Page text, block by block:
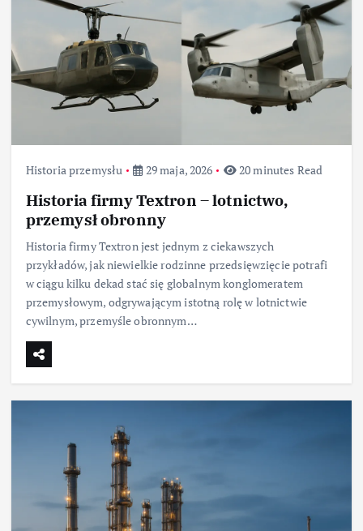
Historia przemysłu 29 maja, 2026 20 minutes Read
Historia firmy Textron – lotnictwo,
przemysł obronny
Historia firmy Textron jest jednym z ciekawszych
przykładów, jak niewielkie rodzinne przedsięwzięcie potrafi
w ciągu kilku dekad stać się globalnym konglomeratem
przemysłowym, odgrywającym istotną rolę w lotnictwie
cywilnym, przemyśle obronnym…